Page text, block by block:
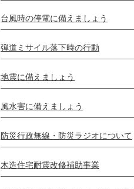
台風時の停電に備えましょう
弾道ミサイル落下時の行動
地震に備えましょう
風水害に備えましょう
防災行政無線・防災ラジオについて
木造住宅耐震改修補助事業